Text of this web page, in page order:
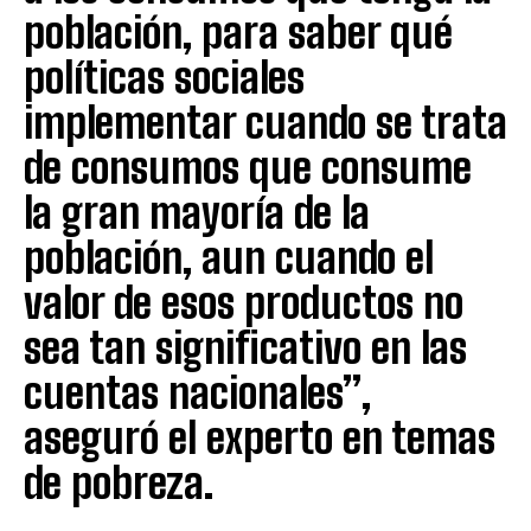
población, para saber qué
políticas sociales
implementar cuando se trata
de consumos que consume
la gran mayoría de la
población, aun cuando el
valor de esos productos no
sea tan significativo en las
cuentas nacionales”,
aseguró el experto en temas
de pobreza.